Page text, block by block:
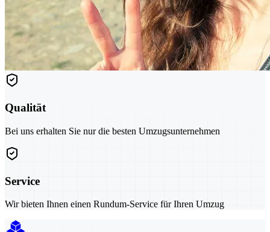
Qualität
Bei uns erhalten Sie nur die besten Umzugsunternehmen
Service
Wir bieten Ihnen einen Rundum-Service für Ihren Umzug